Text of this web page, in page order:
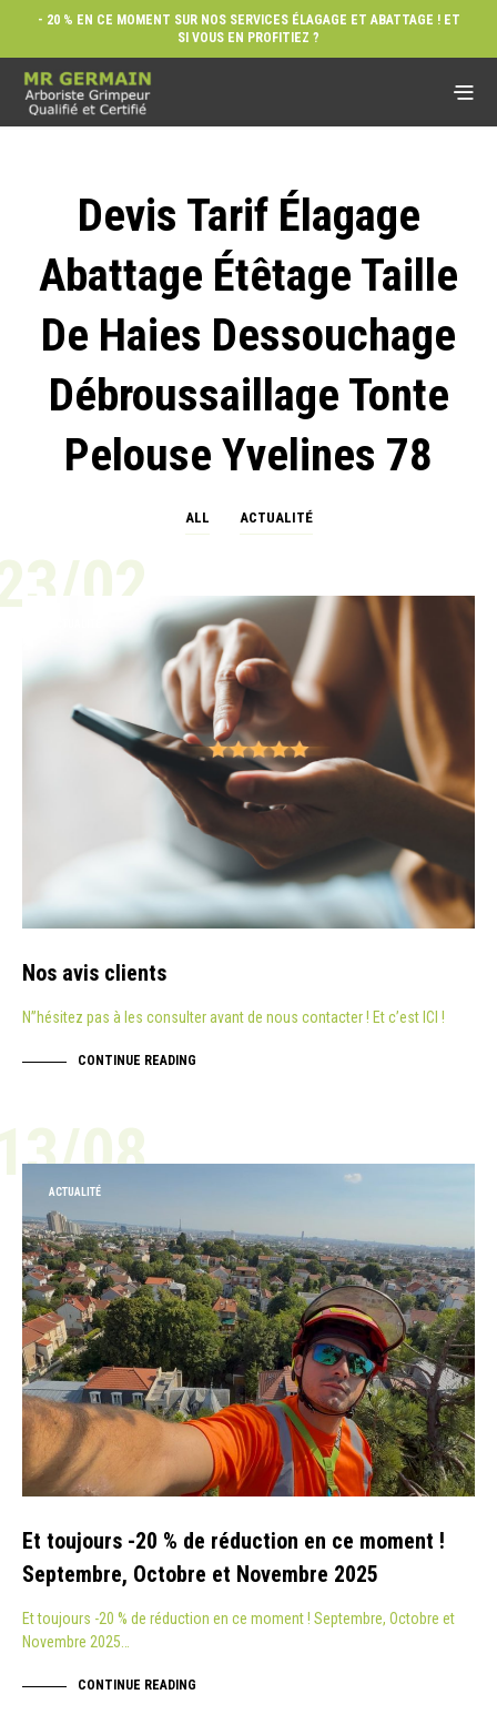
- 20 % EN CE MOMENT SUR NOS SERVICES ÉLAGAGE ET ABATTAGE ! ET
SI VOUS EN PROFITIEZ ?
Devis Tarif Élagage
Abattage Étêtage Taille
De Haies Dessouchage
Débroussaillage Tonte
Pelouse Yvelines 78
ALL ACTUALITÉ
02
Nos avis clients
N”hésitez pas à les consulter avant de nous contacter ! Et c’est ICI !
CONTINUE READING
08
ACTUALITÉ
Et toujours -20 % de réduction en ce moment !
Septembre, Octobre et Novembre 2025
Et toujours -20 % de réduction en ce moment ! Septembre, Octobre et
Novembre 2025…
CONTINUE READING